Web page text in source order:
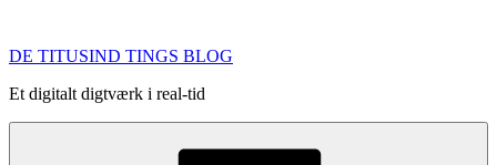
indhold
DE TITUSIND TINGS BLOG
Et digitalt digtværk i real-tid